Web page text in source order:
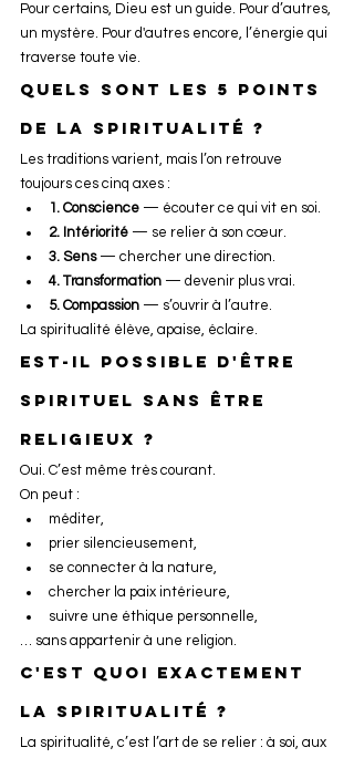
Pour certains, Dieu est un guide. Pour d’autres,
un mystère. Pour d'autres encore, l’énergie qui
traverse toute vie.
Quels sont les 5 points
de la spiritualité ?
Les traditions varient, mais l’on retrouve
toujours ces cinq axes :
1. Conscience — écouter ce qui vit en soi.
2. Intériorité — se relier à son cœur.
3. Sens — chercher une direction.
4. Transformation — devenir plus vrai.
5. Compassion — s’ouvrir à l’autre.
La spiritualité élève, apaise, éclaire.
Est-il possible d'être
spirituel sans être
religieux ?
Oui. C’est même très courant.
On peut :
méditer,
prier silencieusement,
se connecter à la nature,
chercher la paix intérieure,
suivre une éthique personnelle,
… sans appartenir à une religion.
C'est quoi exactement
la spiritualité ?
La spiritualité, c’est l’art de se relier : à soi, aux